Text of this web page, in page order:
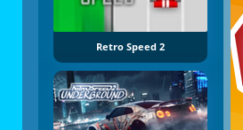
Retro Speed 2